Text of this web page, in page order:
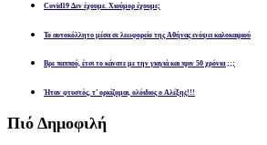
Covid19 Δεν έχουμε. Χιούμορ έχουμε;
Το αυτοκόλλητο μέσα σε λεωφορείο της Αθήνας ενόψει καλοκαιριού
Βρε παππού, έτσι το κάνατε με την γιαγιά και πριν 50 χρόνια ;;;
Ήταν φτυστός, τ’ ορκίζομαι, ολόιδιος ο Αλέξης!!!
Πιό Δημοφιλή